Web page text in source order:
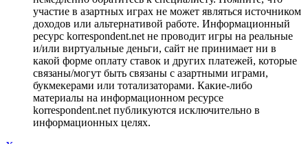
участие в азартных играх не может являться источником
доходов или альтернативой работе. Информационный
ресурс korrespondent.net не проводит игры на реальные
и/или виртуальные деньги, сайт не принимает ни в
какой форме оплату ставок и других платежей, которые
связаны/могут быть связаны с азартными играми,
букмекерами или тотализаторами. Какие-либо
материалы на информационном ресурсе
korrespondent.net публикуются исключительно в
информационных целях.